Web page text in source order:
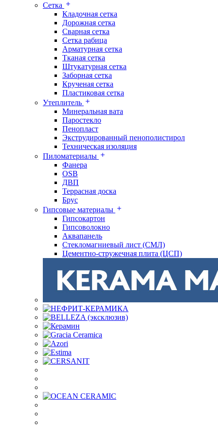
Сетка
Кладочная сетка
Дорожная сетка
Сварная сетка
Сетка рабица
Арматурная сетка
Тканая сетка
Штукатурная сетка
Заборная сетка
Крученая сетка
Пластиковая сетка
Утеплитель
Минеральная вата
Паростекло
Пенопласт
Экструдированный пенополистирол
Техническая изоляция
Пиломатериалы
Фанера
OSB
ДВП
Террасная доска
Брус
Гипсовые материалы
Гипсокартон
Гипсоволокно
Аквапанель
Стекломагниевый лист (СМЛ)
Цементно-стружечная плита (ЦСП)